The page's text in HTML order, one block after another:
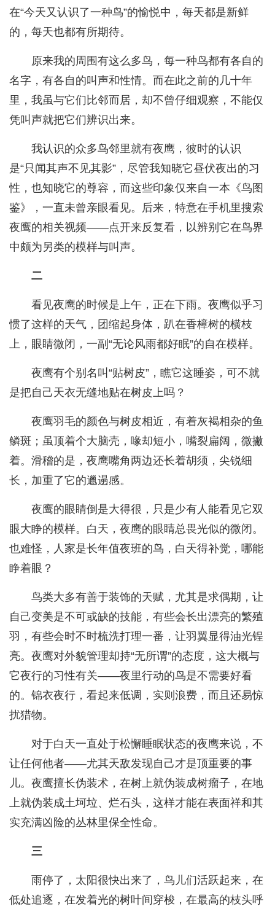
在“今天又认识了一种鸟”的愉悦中，每天都是新鲜
的，每天也都有所期待。
原来我的周围有这么多鸟，每一种鸟都有各自的
名字，有各自的叫声和性情。而在此之前的几十年
里，我虽与它们比邻而居，却不曾仔细观察，不能仅
凭叫声就把它们辨识出来。
我认识的众多鸟邻里就有夜鹰，彼时的认识
是“只闻其声不见其影”，尽管我知晓它昼伏夜出的习
性，也知晓它的尊容，而这些印象仅来自一本《鸟图
鉴》，一直未曾亲眼看见。后来，特意在手机里搜索
夜鹰的相关视频——点开来反复看，以辨别它在鸟界
中颇为另类的模样与叫声。
二
看见夜鹰的时候是上午，正在下雨。夜鹰似乎习
惯了这样的天气，团缩起身体，趴在香樟树的横枝
上，眼睛微闭，一副“无论风雨都好眠”的自在模样。
夜鹰有个别名叫“贴树皮”，瞧它这睡姿，可不就
是把自己天衣无缝地贴在树皮上吗？
夜鹰羽毛的颜色与树皮相近，有着灰褐相杂的鱼
鳞斑；虽顶着个大脑壳，喙却短小，嘴裂扁阔，微撇
着。滑稽的是，夜鹰嘴角两边还长着胡须，尖锐细
长，加重了它的邋遢感。
夜鹰的眼睛倒是大得很，只是少有人能看见它双
眼大睁的模样。白天，夜鹰的眼睛总畏光似的微闭。
也难怪，人家是长年值夜班的鸟，白天得补觉，哪能
睁着眼？
鸟类大多有善于装饰的天赋，尤其是求偶期，让
自己变美是不可或缺的技能，有些会长出漂亮的繁殖
羽，有些会时不时梳洗打理一番，让羽翼显得油光锃
亮。夜鹰对外貌管理却持“无所谓”的态度，这大概与
它夜行的习性有关——夜里行动的鸟是不需要好看
的。锦衣夜行，看起来低调，实则浪费，而且还易惊
扰猎物。
对于白天一直处于松懈睡眠状态的夜鹰来说，不
让任何他者——尤其天敌发现自己才是顶重要的事
儿。夜鹰擅长伪装术，在树上就伪装成树瘤子，在地
上就伪装成土坷垃、烂石头，这样才能在表面祥和其
实充满凶险的丛林里保全性命。
三
雨停了，太阳很快出来了，鸟儿们活跃起来，在
低处追逐，在发着光的树叶间穿梭，在最高的枝头呼